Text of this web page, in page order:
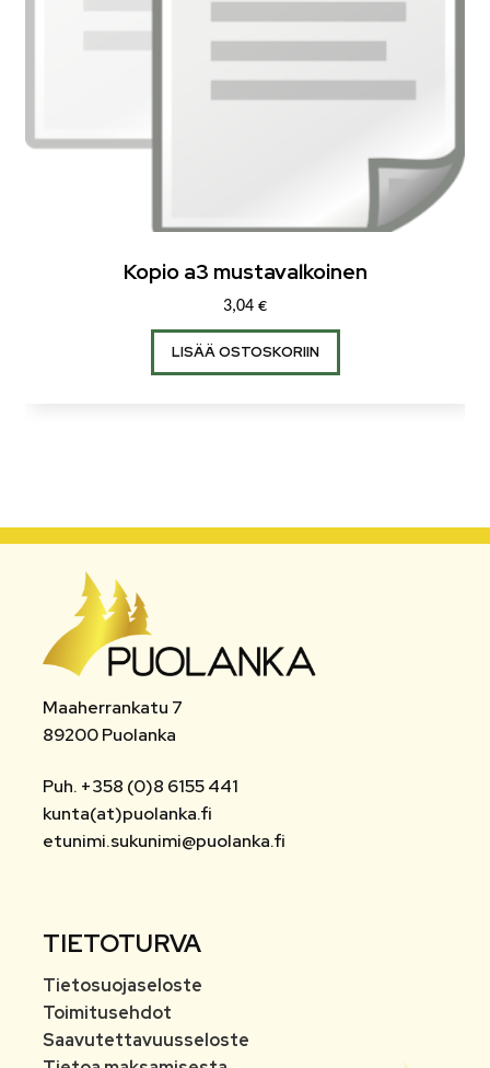
Kopio a3 mustavalkoinen
3,04 €
LISÄÄ OSTOSKORIIN
Maaherrankatu 7
89200 Puolanka
Puh. +358 (0)8 6155 441
kunta(at)puolanka.fi
etunimi.sukunimi@puolanka.fi
TIETOTURVA
Tietosuojaseloste
Toimitusehdot
Saavutettavuusseloste